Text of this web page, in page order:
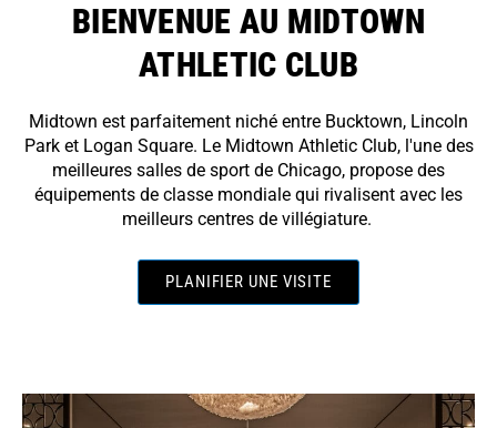
BIENVENUE AU MIDTOWN
ATHLETIC CLUB
Midtown est parfaitement niché entre Bucktown, Lincoln
Park et Logan Square. Le Midtown Athletic Club, l'une des
meilleures salles de sport de Chicago, propose des
équipements de classe mondiale qui rivalisent avec les
meilleurs centres de villégiature.
PLANIFIER UNE VISITE